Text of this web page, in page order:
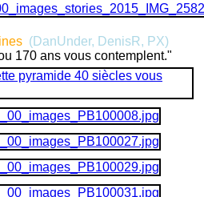
(DanUnder, DenisR, PX)
170 ans vous contemplent."